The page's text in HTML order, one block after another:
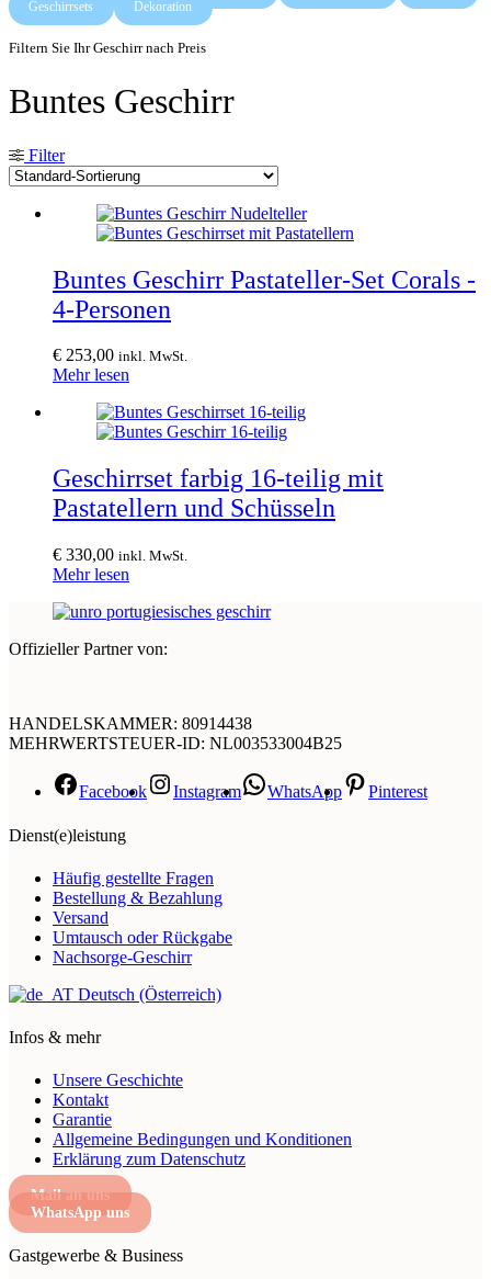
Geschirrsets
Dekoration
Filtern Sie Ihr Geschirr nach Preis
Buntes Geschirr
Filter
Buntes Geschirr Pastateller-Set Corals -
4-Personen
€ 253,00 inkl. MwSt.
Mehr lesen
Geschirrset farbig 16-teilig mit
Pastatellern und Schüsseln
€ 330,00 inkl. MwSt.
Mehr lesen
Offizieller Partner von:
HANDELSKAMMER: 80914438
MEHRWERTSTEUER-ID: NL003533004B25
Facebook Instagram WhatsApp Pinterest
Dienst(e)leistung
Häufig gestellte Fragen
Bestellung & Bezahlung
Versand
Umtausch oder Rückgabe
Nachsorge-Geschirr
Deutsch (Österreich)
Infos & mehr
Unsere Geschichte
Kontakt
Garantie
Allgemeine Bedingungen und Konditionen
Erklärung zum Datenschutz
Mail an uns
WhatsApp uns
Gastgewerbe & Business